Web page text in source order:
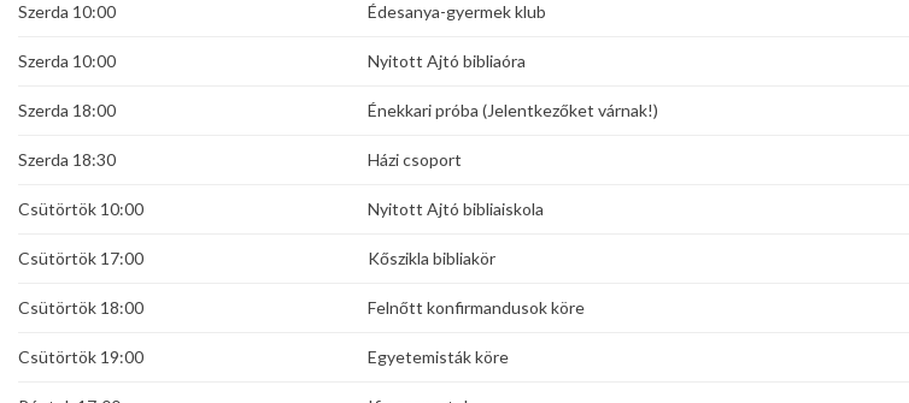
Szerda 10:00 Édesanya-gyermek klub
Szerda 10:00 Nyitott Ajtó bibliaóra
Szerda 18:00 Énekkari próba (Jelentkezőket várnak!)
Szerda 18:30 Házi csoport
Csütörtök 10:00 Nyitott Ajtó bibliaiskola
Csütörtök 17:00 Kőszikla bibliakör
Csütörtök 18:00 Felnőtt konfirmandusok köre
Csütörtök 19:00 Egyetemisták köre